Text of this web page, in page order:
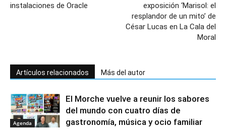
instalaciones de Oracle
exposición ‘Marisol: el
resplandor de un mito’ de
César Lucas en La Cala del
Moral
Artículos relacionados Más del autor
Agenda
El Morche vuelve a reunir los sabores
del mundo con cuatro días de
gastronomía, música y ocio familiar